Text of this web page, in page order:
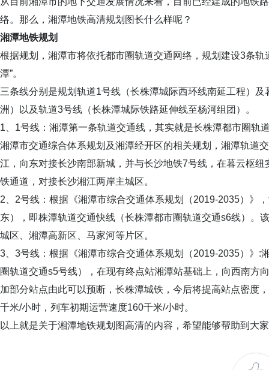
络。那么，湘潭地铁高清规划图长什么样呢？
湘潭地铁规划
根据规划，湘潭市将依托都市圈轨道交通网络，规划建设3条
潭”。
三条线分别是规划轨道1号线（长株潭城际西环线南延工程）
洲）以及轨道3号线（长株潭城际铁路延伸线至杨河组团）。
1、1号线：湘潭第一条轨道交通线，其实就是长株潭都市圈轨
湘潭市交通综合体系规划及湘潭经开区的相关规划，湘潭轨道
江，向东对接长沙南部新城，并与长沙地铁7号线，在暮云枢
铁通道，对接长沙湘江两岸主城区。
2、2号线：根据《湘潭市综合交通体系规划（2019-2035）》
东），即株潭轨道交通快线（长株潭都市圈轨道交通s6线）。
城区、湘潭高新区、马家河等片区。
3、3号线：根据《湘潭市综合交通体系规划（2019-2035）》:
圈轨道交通s5号线），在现有终点站湘潭站基础上，向西南方
加部分站点由此可以预断，长株潭城铁，今后将提高站点密度
千米/小时，列车初期运营速度160千米/小时。
以上就是关于湘潭地铁规划图高清的内容，希望能够帮助到大